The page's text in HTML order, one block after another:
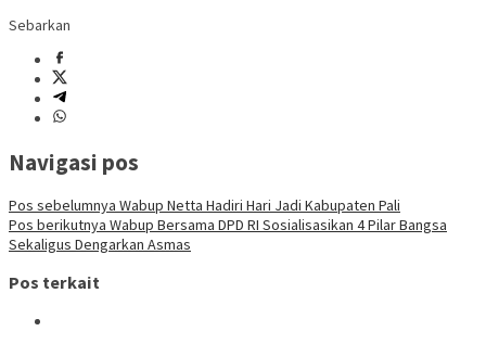
Sebarkan
Navigasi pos
Pos sebelumnya Wabup Netta Hadiri Hari Jadi Kabupaten Pali
Pos berikutnya Wabup Bersama DPD RI Sosialisasikan 4 Pilar Bangsa
Sekaligus Dengarkan Asmas
Pos terkait